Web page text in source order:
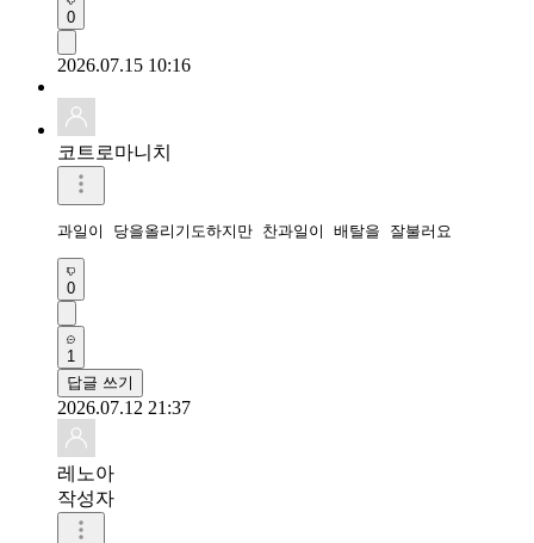
0
2026.07.15 10:16
코트로마니치
과일이 당을올리기도하지만 찬과일이 배탈을 잘불러요
0
1
답글 쓰기
2026.07.12 21:37
레노아
작성자